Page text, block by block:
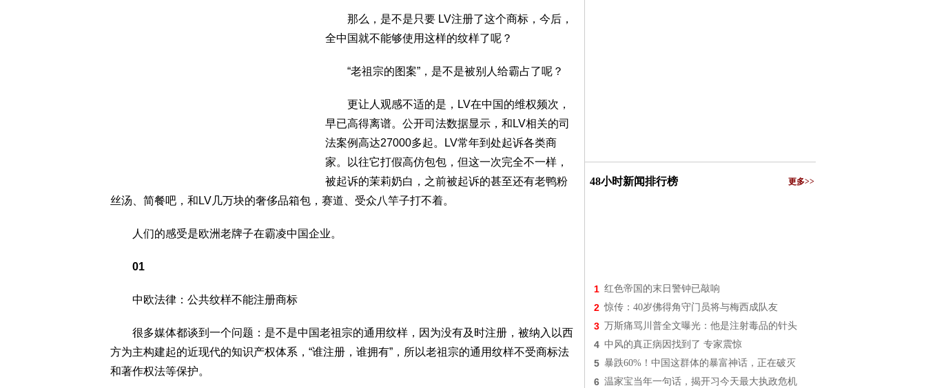
那么，是不是只要 LV注册了这个商标，今后，
全中国就不能够使用这样的纹样了呢？
“老祖宗的图案”，是不是被别人给霸占了呢？
更让人观感不适的是，LV在中国的维权频次，
早已高得离谱。公开司法数据显示，和LV相关的司
法案例高达27000多起。LV常年到处起诉各类商
家。以往它打假高仿包包，但这一次完全不一样，
被起诉的茉莉奶白，之前被起诉的甚至还有老鸭粉
丝汤、简餐吧，和LV几万块的奢侈品箱包，赛道、受众八竿子打不着。
人们的感受是欧洲老牌子在霸凌中国企业。
01
中欧法律：公共纹样不能注册商标
很多媒体都谈到一个问题：是不是中国老祖宗的通用纹样，因为没有及时注册，被纳入以西
方为主构建起的近现代的知识产权体系，“谁注册，谁拥有”，所以老祖宗的通用纹样不受商标法
和著作权法等保护。
48小时新闻排行榜 更多>>
1 红色帝国的末日警钟已敲响
2 惊传：40岁佛得角守门员将与梅西成队友
3 万斯痛骂川普全文曝光：他是注射毒品的针头
4 中风的真正病因找到了 专家震惊
5 暴跌60%！中国这群体的暴富神话，正在破灭
6 温家宝当年一句话，揭开习今天最大执政危机